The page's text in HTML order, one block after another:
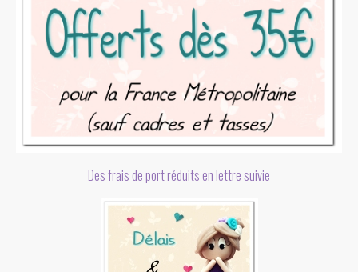
Des frais de port réduits en lettre suivie